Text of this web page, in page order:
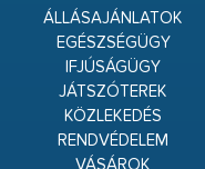
ÁLLÁSAJÁNLATOK
EGÉSZSÉGÜGY
IFJÚSÁGÜGY
JÁTSZÓTEREK
KÖZLEKEDÉS
RENDVÉDELEM
VÁSÁROK